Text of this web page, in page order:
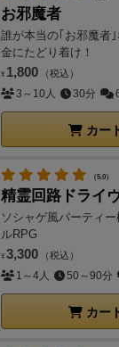
お邪魔者
誰が本当の｢お邪魔者｣
金にたどり着け！
¥ 1,800 （税込）
3～10人 30分
カー
（5.0）
精霊回路ドライ
ソシャゲ風パーティ
ルRPG
¥ 3,300 （税込）
1～4人 50～90分
カー